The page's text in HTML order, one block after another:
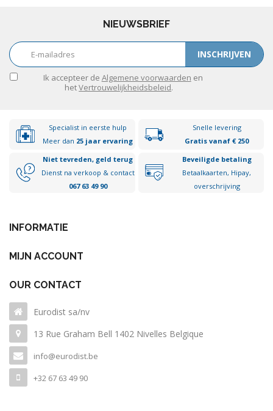
NIEUWSBRIEF
INSCHRIJVEN
Ik accepteer de Algemene voorwaarden en
hetVertrouwelijkheidsbeleid.
Specialist in eerste hulp
Meer dan 25 jaar ervaring
Snelle levering
Gratis vanaf € 250
Niet tevreden, geld terug
Dienst na verkoop & contact
067 63 49 90
Beveiligde betaling
Betaalkaarten, Hipay,
overschrijving
INFORMATIE
MIJN ACCOUNT
OUR CONTACT
Eurodist sa/nv
13 Rue Graham Bell 1402 Nivelles Belgique
info@eurodist.be
+32 67 63 49 90